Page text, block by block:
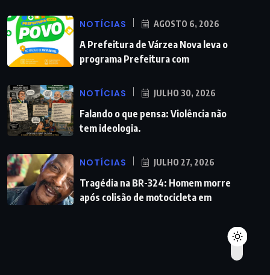
NOTÍCIAS AGOSTO 6, 2026
A Prefeitura de Várzea Nova leva o
programa Prefeitura com
NOTÍCIAS JULHO 30, 2026
Falando o que pensa: Violência não
tem ideologia.
NOTÍCIAS JULHO 27, 2026
Tragédia na BR-324: Homem morre
após colisão de motocicleta em